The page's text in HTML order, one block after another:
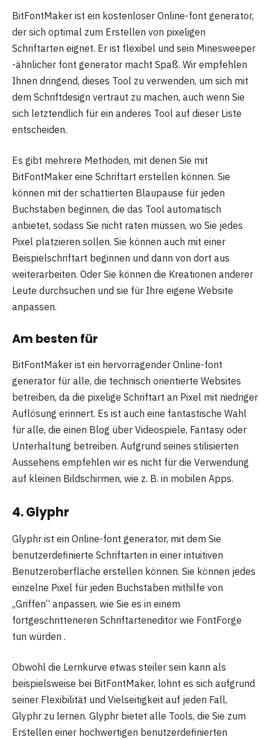
BitFontMaker ist ein kostenloser Online-font generator,
der sich optimal zum Erstellen von pixeligen
Schriftarten eignet. Er ist flexibel und sein Minesweeper
-ähnlicher font generator macht Spaß. Wir empfehlen
Ihnen dringend, dieses Tool zu verwenden, um sich mit
dem Schriftdesign vertraut zu machen, auch wenn Sie
sich letztendlich für ein anderes Tool auf dieser Liste
entscheiden.
Es gibt mehrere Methoden, mit denen Sie mit
BitFontMaker eine Schriftart erstellen können. Sie
können mit der schattierten Blaupause für jeden
Buchstaben beginnen, die das Tool automatisch
anbietet, sodass Sie nicht raten müssen, wo Sie jedes
Pixel platzieren sollen. Sie können auch mit einer
Beispielschriftart beginnen und dann von dort aus
weiterarbeiten. Oder Sie können die Kreationen anderer
Leute durchsuchen und sie für Ihre eigene Website
anpassen.
Am besten für
BitFontMaker ist ein hervorragender Online-font
generator für alle, die technisch orientierte Websites
betreiben, da die pixelige Schriftart an Pixel mit niedriger
Auflösung erinnert. Es ist auch eine fantastische Wahl
für alle, die einen Blog über Videospiele, Fantasy oder
Unterhaltung betreiben. Aufgrund seines stilisierten
Aussehens empfehlen wir es nicht für die Verwendung
auf kleinen Bildschirmen, wie z. B. in mobilen Apps.
4. Glyphr
Glyphr ist ein Online-font generator, mit dem Sie
benutzerdefinierte Schriftarten in einer intuitiven
Benutzeroberfläche erstellen können. Sie können jedes
einzelne Pixel für jeden Buchstaben mithilfe von
„Griffen“ anpassen, wie Sie es in einem
fortgeschritteneren Schriftarteneditor wie FontForge
tun würden .
Obwohl die Lernkurve etwas steiler sein kann als
beispielsweise bei BitFontMaker, lohnt es sich aufgrund
seiner Flexibilität und Vielseitigkeit auf jeden Fall,
Glyphr zu lernen. Glyphr bietet alle Tools, die Sie zum
Erstellen einer hochwertigen benutzerdefinierten